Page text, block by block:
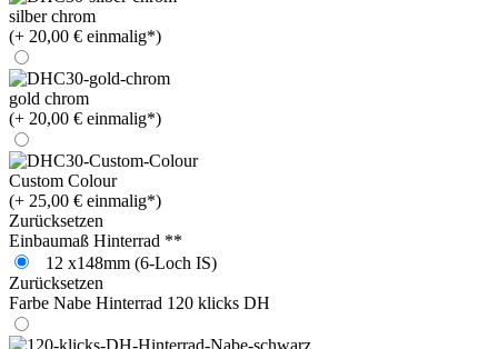
silber chrom
(+ 20,00 € einmalig*)
gold chrom
(+ 20,00 € einmalig*)
Custom Colour
(+ 25,00 € einmalig*)
Zurücksetzen
Einbaumaß Hinterrad **
12 x148mm (6-Loch IS)
Zurücksetzen
Farbe Nabe Hinterrad 120 klicks DH